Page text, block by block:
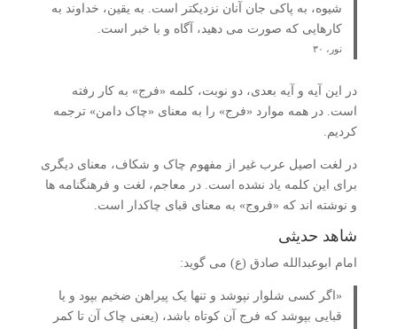
شیوه، به پاکی جان آنان نزدیکتر است. به یقین، خداوند به
کارهایی که صورت می دهید، آگاه و با خبر است.
نور، ۳۰
در این آیه و آیه بعدی، دو نوبت، کلمه «فرج» به کار رفته
است. در همه موارد «فرج» را به معنای «چاک دامن» ترجمه
کردیم.
در لغت اصیل عرب غیر از مفهوم چاک و شکاف، معنای دیگری
برای این کلمه یاد نشده است. در معاجم، لغت و فرهنگنامه ها
و نوشته اند که «فروج» به معنای قبای چاکدار است.
شاهد حدیثی
امام ابوعبدالله صادق (ع) می گوید:
«اگر کسی شلوار نپوشد و تنها یک پیراهن ضخیم بپود و یا
قبایی بپوشد که فرج آن کوتاه باشد، (یعنی چاک آن تا کمر